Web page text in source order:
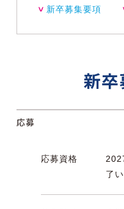
新卒募集要項
新卒
応募
応募資格
了